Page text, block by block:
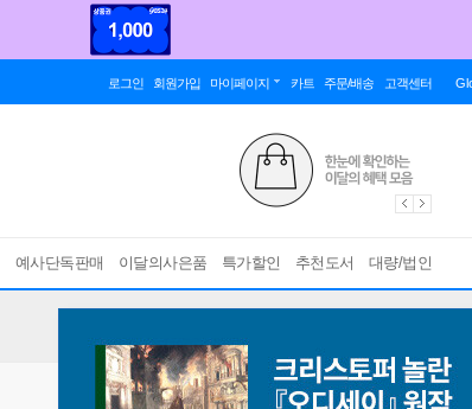
로그인 회원가입 마이페이지 카트 주문/배송 고객센터
예사단독판매 이달의사은품 특가할인 추천도서 대량/법인